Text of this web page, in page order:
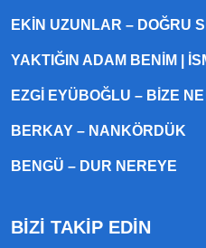
EKIN UZUNLAR – DOĞRU
YAKTIĞIN ADAM BENIM |
EZGI EYÜBOĞLU – BIZE
BERKAY – NANKÖRDÜK
BENGÜ – DUR NEREYE
BİZİ TAKİP EDİN